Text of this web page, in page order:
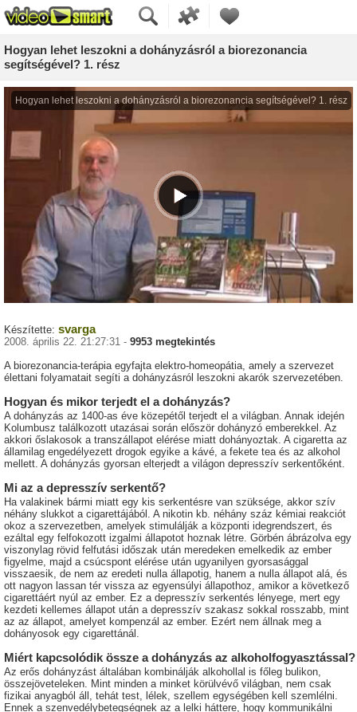
Hogyan lehet leszokni a dohányzásról a biorezonancia
segítségével? 1. rész
Készítette: svarga
2008. április 22. 21:27:31 - 9953 megtekintés
A biorezonancia-terápia egyfajta elektro-homeopátia, amely a szervezet
élettani folyamatait segíti a dohányzásról leszokni akarók szervezetében.
Hogyan és mikor terjedt el a dohányzás?
A dohányzás az 1400-as éve közepétől terjedt el a világban. Annak idején
Kolumbusz találkozott utazásai során először dohányzó emberekkel. Az
akkori őslakosok a transzállapot elérése miatt dohányoztak. A cigaretta az
államilag engedélyezett drogok egyike a kávé, a fekete tea és az alkohol
mellett. A dohányzás gyorsan elterjedt a világon depresszív serkentőként.
Mi az a depresszív serkentő?
Ha valakinek bármi miatt egy kis serkentésre van szüksége, akkor szív
néhány slukkot a cigarettájából. A nikotin kb. néhány száz kémiai reakciót
okoz a szervezetben, amelyek stimulálják a központi idegrendszert, és
ezáltal egy felfokozott izgalmi állapotot hoznak létre. Görbén ábrázolva egy
viszonylag rövid felfutási időszak után meredeken emelkedik az ember
figyelme, majd a csúcspont elérése után ugyanilyen gyorsasággal
visszaesik, de nem az eredeti nulla állapotig, hanem a nulla állapot alá, és
ott nagyon lassan tér vissza az egyensúlyi állapothoz, amikor a következő
cigarettáért nyúl az ember. Ez a depresszív serkentés lényege, mert egy
kezdeti kellemes állapot után a depresszív szakasz sokkal rosszabb, mint
az az állapot, amelyet kompenzál az ember. Ezért nem állnak meg a
dohányosok egy cigarettánál.
Miért kapcsolódik össze a dohányzás az alkoholfogyasztással?
Az erős dohányzást általában kombinálják alkohollal is főleg bulikon,
összejöveteleken. Mint minden a minket körülvévő világban, nem csak
fizikai anyagból áll, tehát test, lélek, szellem egységében kell szemlélni.
Ennek a szenvedélybetegségnek az a lelki háttere, hogy kommunikálni